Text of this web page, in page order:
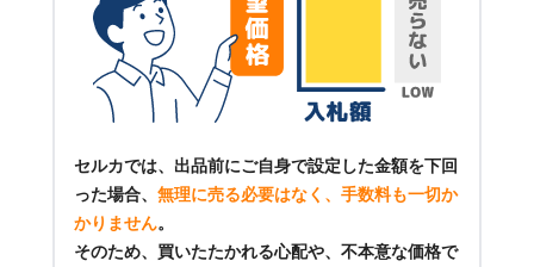
セルカでは、出品前にご自身で設定した金額を下回
った場合、 無理に売る必要はなく、手数料も一切か
かりません。
そのため、買いたたかれる心配や、不本意な価格で